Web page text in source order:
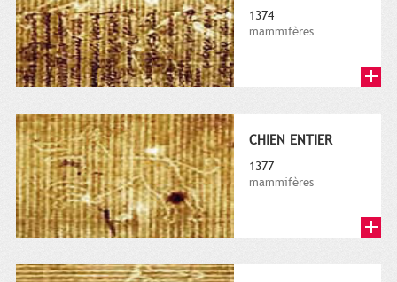
1374
mammifères
CHIEN ENTIER
1377
mammifères